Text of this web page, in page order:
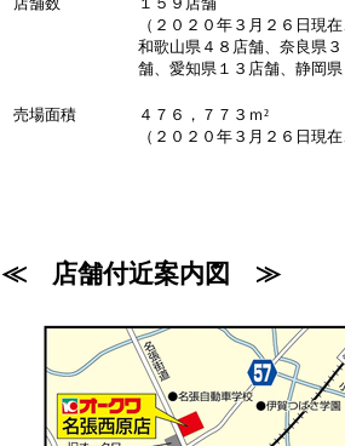
（２０２０年３月２６日現
和歌山県４８店舗、奈良県
舗、愛知県１３店舗、静岡
売場面積
４７６，７７３ｍ²
（２０２０年３月２６日現
≪ 店舗付近案内図 ≫